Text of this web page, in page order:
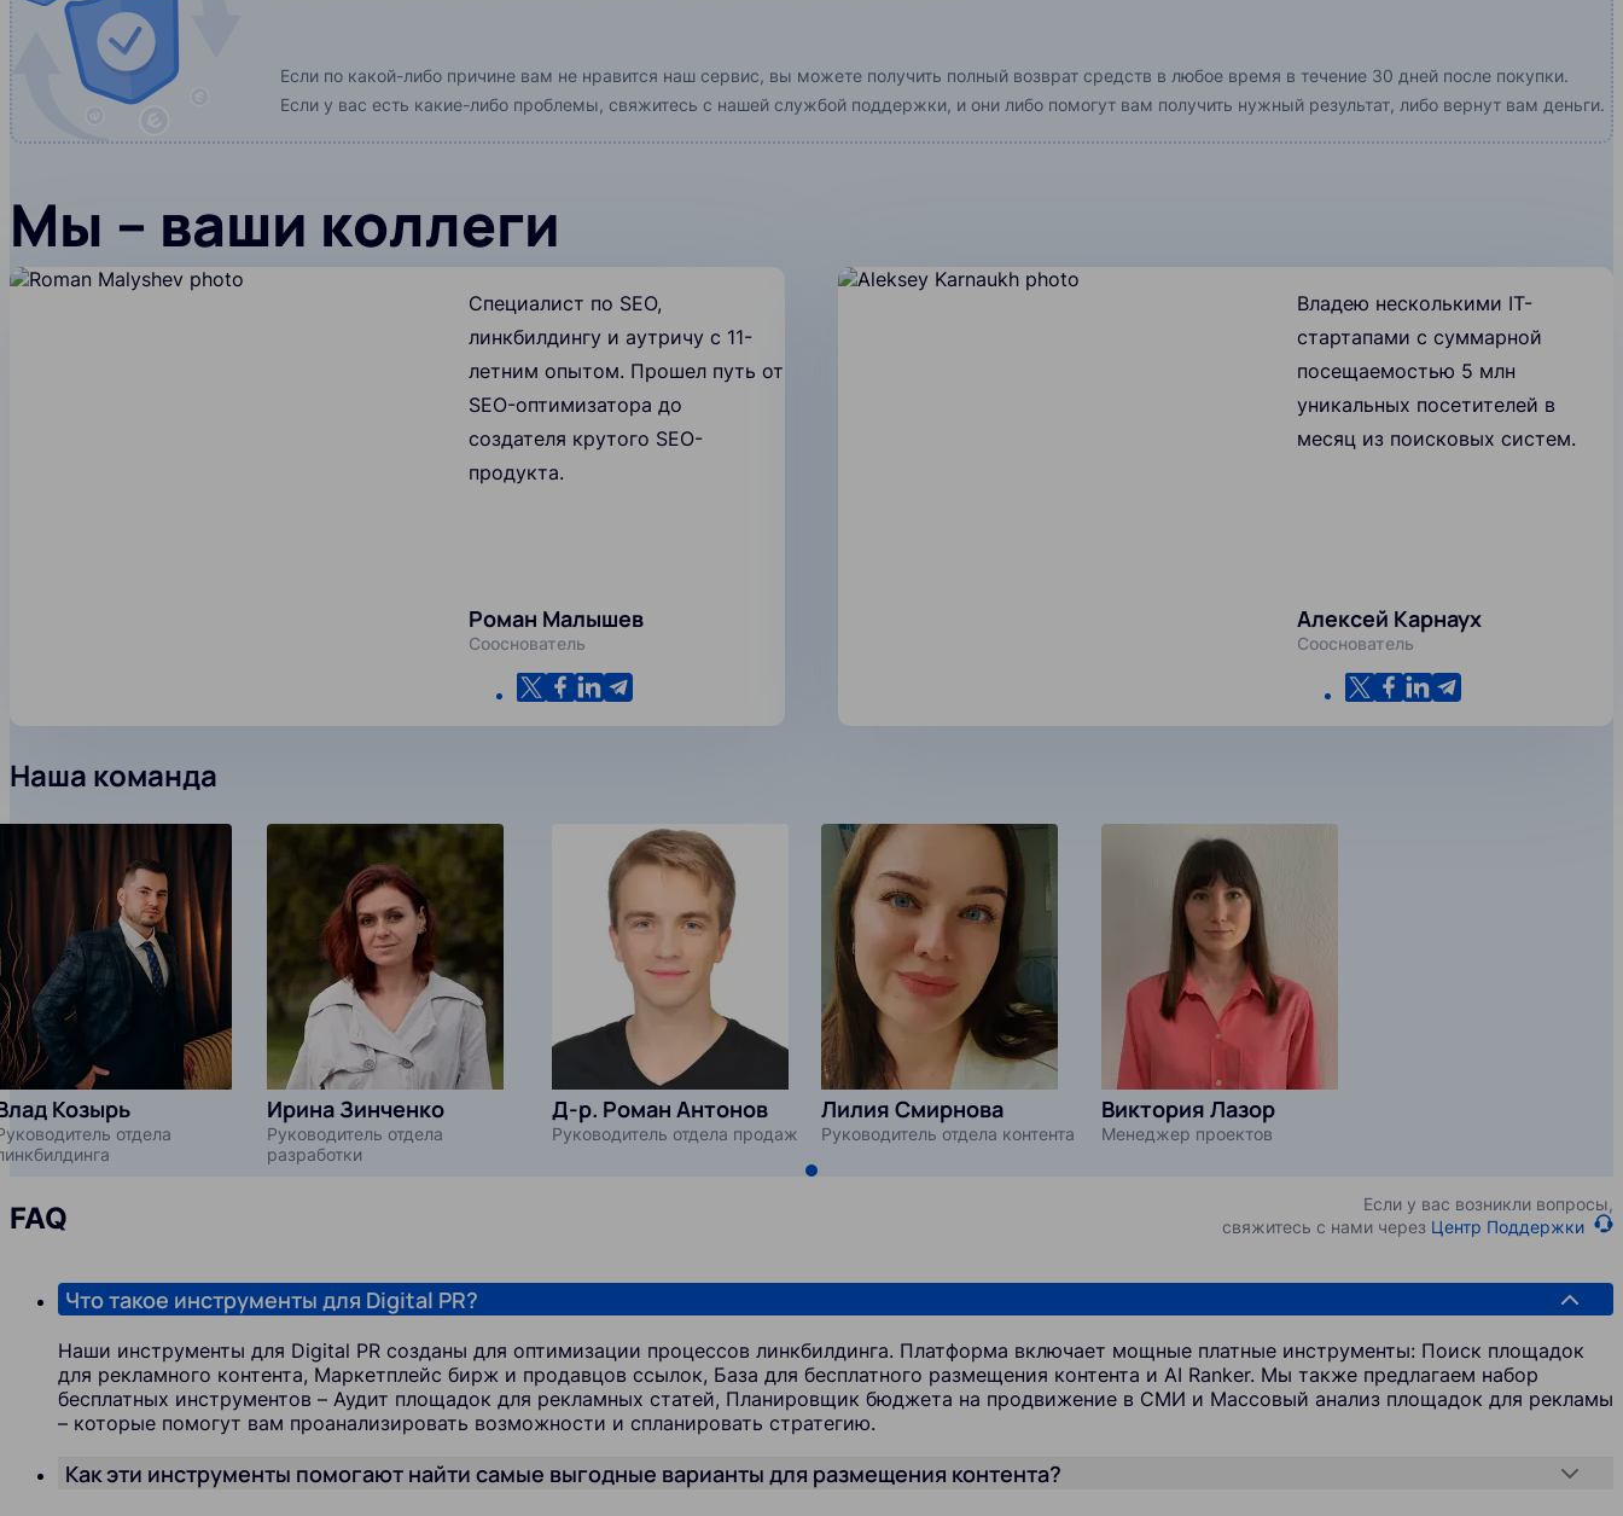
Если по какой-либо причине вам не нравится наш сервис, вы можете получить полный возврат средств в любое время в течение 30 дней после покупки.
Если у вас есть какие-либо проблемы, свяжитесь с нашей службой поддержки, и они либо помогут вам получить нужный результат, либо вернут вам деньги.
Мы – ваши коллеги
Специалист по SEO,
линкбилдингу и аутричу с 11-
летним опытом. Прошел путь от
SEO-оптимизатора до
создателя крутого SEO-
продукта.
Роман Малышев
Сооснователь
Владею несколькими IT-
стартапами с суммарной
посещаемостью 5 млн
уникальных посетителей в
месяц из поисковых систем.
Алексей Карнаух
Сооснователь
Наша команда
Козырь
отдела
Ирина Зинченко
Руководитель отдела
разработки
Д-р. Роман Антонов
Руководитель отдела продаж
Лилия Смирнова
Руководитель отдела контента
Виктория Лазор
Менеджер проектов
FAQ
Если у вас возникли вопросы,
свяжитесь с нами через Центр Поддержки
Что такое инструменты для Digital PR?
Наши инструменты для Digital PR созданы для оптимизации процессов линкбилдинга. Платформа включает мощные платные инструменты: Поиск площадок
для рекламного контента, Маркетплейс бирж и продавцов ссылок, База для бесплатного размещения контента и AI Ranker. Мы также предлагаем набор
бесплатных инструментов – Аудит площадок для рекламных статей, Планировщик бюджета на продвижение в СМИ и Массовый анализ площадок для рекламы
– которые помогут вам проанализировать возможности и спланировать стратегию.
Как эти инструменты помогают найти самые выгодные варианты для размещения контента?